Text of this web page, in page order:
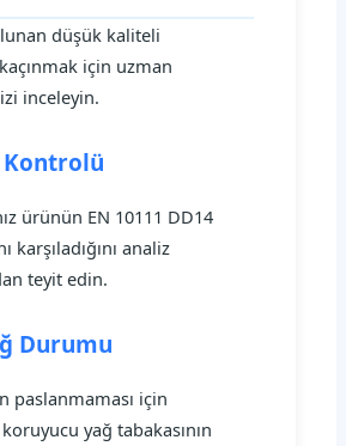
düşük kaliteli
için uzman
inceleyin.
ürünün EN 10111 DD14
karşıladığını analiz
teyit edin.
Durumu
paslanmaması için
yağ tabakasının